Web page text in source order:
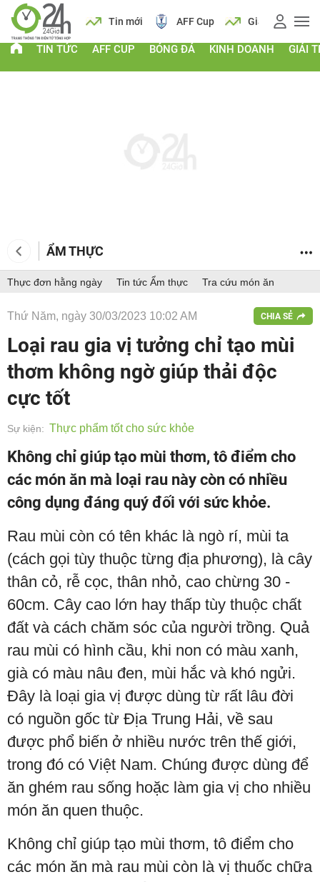
Lịch Tin mới AFF Cup Giá vàng
TIN TỨC AFF CUP BÓNG ĐÁ KINH DOANH GIẢI
ẨM THỰC
Thực đơn hằng ngày Tin tức Ẩm thực Tra cứu món ăn
Thứ Năm, ngày 30/03/2023 10:02 AM CHIA SẺ
Loại rau gia vị tưởng chỉ tạo mùi
thơm không ngờ giúp thải độc
cực tốt
Sự kiện: Thực phẩm tốt cho sức khỏe
Không chỉ giúp tạo mùi thơm, tô điểm cho
các món ăn mà loại rau này còn có nhiều
công dụng đáng quý đối với sức khỏe.
Rau mùi còn có tên khác là ngò rí, mùi ta
(cách gọi tùy thuộc từng địa phương), là cây
thân cỏ, rễ cọc, thân nhỏ, cao chừng 30 -
60cm. Cây cao lớn hay thấp tùy thuộc chất
đất và cách chăm sóc của người trồng. Quả
rau mùi có hình cầu, khi non có màu xanh,
già có màu nâu đen, mùi hắc và khó ngửi.
Đây là loại gia vị được dùng từ rất lâu đời
có nguồn gốc từ Địa Trung Hải, về sau
được phổ biến ở nhiều nước trên thế giới,
trong đó có Việt Nam. Chúng được dùng để
ăn ghém rau sống hoặc làm gia vị cho nhiều
món ăn quen thuộc.
Không chỉ giúp tạo mùi thơm, tô điểm cho
các món ăn mà rau mùi còn là vị thuốc chữa